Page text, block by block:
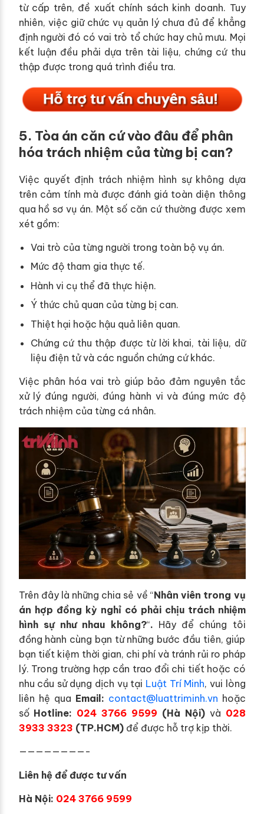
từ cấp trên, đề xuất chính sách kinh doanh. Tuy
nhiên, việc giữ chức vụ quản lý chưa đủ để khẳng
định người đó có vai trò tổ chức hay chủ mưu. Mọi
kết luận đều phải dựa trên tài liệu, chứng cứ thu
thập được trong quá trình điều tra.
5. Tòa án căn cứ vào đâu để phân
hóa trách nhiệm của từng bị can?
Việc quyết định trách nhiệm hình sự không dựa
trên cảm tính mà được đánh giá toàn diện thông
qua hồ sơ vụ án. Một số căn cứ thường được xem
xét gồm:
Vai trò của từng người trong toàn bộ vụ án.
Mức độ tham gia thực tế.
Hành vi cụ thể đã thực hiện.
Ý thức chủ quan của từng bị can.
Thiệt hại hoặc hậu quả liên quan.
Chứng cứ thu thập được từ lời khai, tài liệu, dữ
liệu điện tử và các nguồn chứng cứ khác.
Việc phân hóa vai trò giúp bảo đảm nguyên tắc
xử lý đúng người, đúng hành vi và đúng mức độ
trách nhiệm của từng cá nhân.
Trên đây là những chia sẻ về “Nhân viên trong vụ
án hợp đồng kỳ nghỉ có phải chịu trách nhiệm
hình sự như nhau không?“. Hãy để chúng tôi
đồng hành cùng bạn từ những bước đầu tiên, giúp
bạn tiết kiệm thời gian, chi phí và tránh rủi ro pháp
lý. Trong trường hợp cần trao đổi chi tiết hoặc có
nhu cầu sử dụng dịch vụ tại Luật Trí Minh, vui lòng
liên hệ qua Email: contact@luattriminh.vn hoặc
số Hotline: 024 3766 9599 (Hà Nội) và 028
3933 3323 (TP.HCM)để được hỗ trợ kịp thời.
————————-
Liên hệ để được tư vấn
Hà Nội: 024 3766 9599